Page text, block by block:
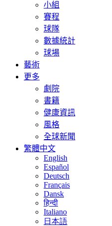
小組
賽程
球隊
數據統計
球場
藝術
更多
劇院
書籍
健康資訊
風格
全球新聞
繁體中文
English
Español
Deutsch
Français
Dansk
हिन्दी
Italiano
日本語